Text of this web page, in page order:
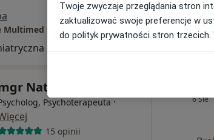
we Włocławku
Natalia Michalik
Psychoterapeuta·
15 opinii
6 Sie
Twoje zwyczaje przeglądania stron
zaktualizować swoje preferencje w
do polityk prywatności stron